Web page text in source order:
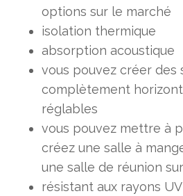
options sur le marché
isolation thermique
absorption acoustique
vous pouvez créer des
complètement
réglables
vous pouvez mettre à
créez une salle à
une salle de réunion
résistant aux rayons UV